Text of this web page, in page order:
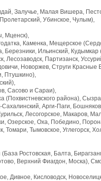
Залучье, Малая Вишера,
Убинское, Чулым),
Мценск),
Каменка, Мещерское
Березники, Ильинский, Кудымкар
Лесозаводск, Партизанск,
Новоржев, Струги Красные
Птушкино),
Сасово и Сараи),
(Похвистневского района),
Сахалинский, Арги-Паги,
Лесогорское, Макаров,
Озерское, Оха, Победино,
Томари, Тымовское, Углегорск,
Ростовская, Балта,
Верхний Фиагдон, Моска),
Дивное, Кисловодск,